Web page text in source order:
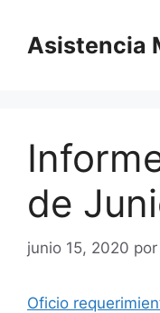
contenido
Asistencia
de
junio 15, 2020 por
Oficio